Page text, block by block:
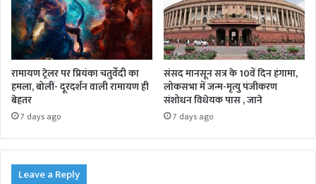
रामायण ट्रेलर पर प्रियंका चतुर्वेदी का
हमला, बोलीं- दूरदर्शन वाली रामायण ही
बेहतर
7 days ago
संसद मानसून सत्र के 10वें दिन हंगामा,
लोकसभा में जन्म-मृत्यु पंजीकरण
संशोधन विधेयक पास , जाने
7 days ago
Leave a Reply